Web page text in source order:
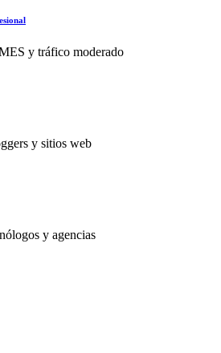
y tráfico moderado
y sitios web
y agencias